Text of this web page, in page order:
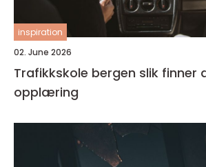
inspiration
02. June 2026
Trafikkskole bergen slik finner du riktig
opplæring